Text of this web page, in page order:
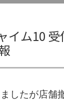
イム10
したが店舗